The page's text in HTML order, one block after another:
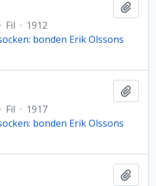
· Fil · 1912
bonden Erik Olssons
· Fil · 1917
bonden Erik Olssons